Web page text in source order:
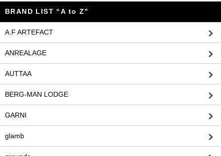
BRAND LIST “A to Z”
A.F ARTEFACT
ANREALAGE
AUTTAA
BERG-MAN LODGE
GARNI
glamb